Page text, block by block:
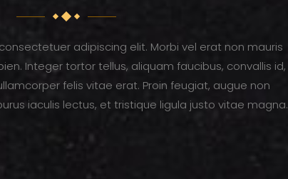
adipiscing elit. Morbi vel erat non mauris
Integer tortor tellus, aliquam faucibus, convallis id,
felis vitae erat. Proin feugiat, augue non
iaculis lectus, et tristique ligula justo vitae magna.